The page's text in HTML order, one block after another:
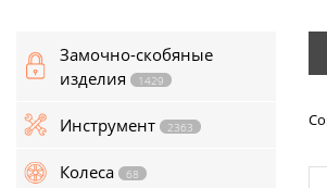
Колеса 68
Замочно-скобяные
изделия 1429
Инструмент 2363
Колеса 68